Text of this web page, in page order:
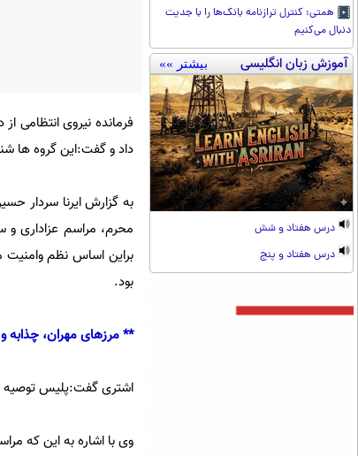
همتی: کنترل ترازنامه بانک‌ها را با جدیت
دنبال می‌کنیم
آموزش زبان انگلیسی بیشتر »»
درس هفتاد و شش
درس هفتاد و پنج
فرمانده نیروی انتظامی
داد و گفت:این گروه ها
به گزارش ایرنا سردار
محرم، مراسم عزاداری
براین اساس نظم وامنیت
بود.
** مرزهای مهران، چذابه
اشتری گفت:پلیس توصیه
وی با اشاره به این که